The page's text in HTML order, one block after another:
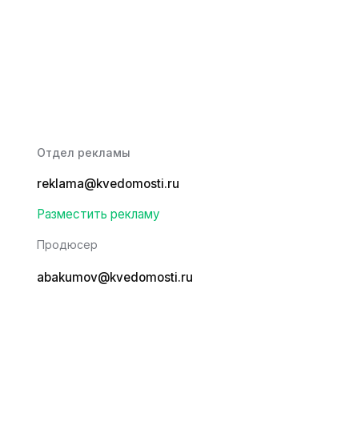
Отдел рекламы
reklama@kvedomosti.ru
Разместить рекламу
Продюсер
abakumov@kvedomosti.ru